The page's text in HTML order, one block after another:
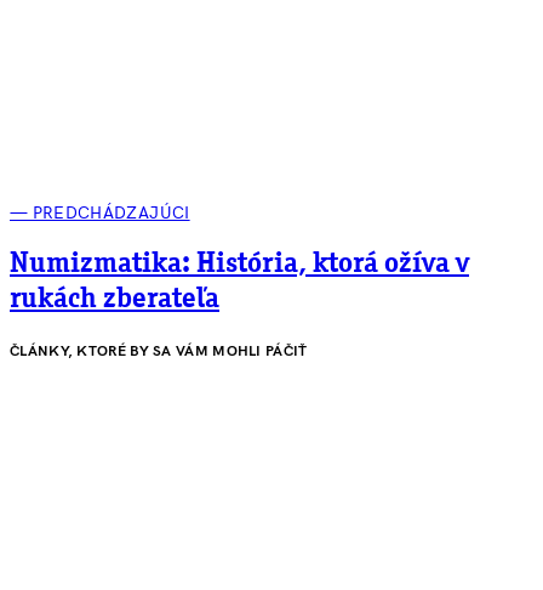
— PREDCHÁDZAJÚCI
Numizmatika: História, ktorá ožíva v
rukách zberateľa
ČLÁNKY, KTORÉ BY SA VÁM MOHLI PÁČIŤ